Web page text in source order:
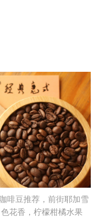
啡豆推荐，前街耶加雪
花香，柠檬柑橘水果